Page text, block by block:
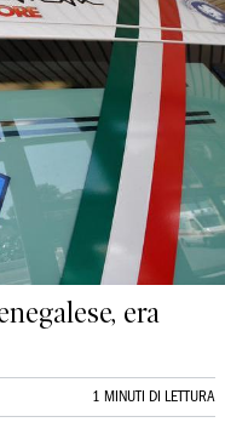
era
1 MINUTI DI LETTURA